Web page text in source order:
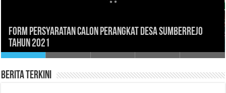
Form Persyaratan Calon Perangkat Desa Sumberrejo
Tahun 2021
Berita Terkini